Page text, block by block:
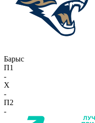
Барыс
П1
-
X
-
П2
-